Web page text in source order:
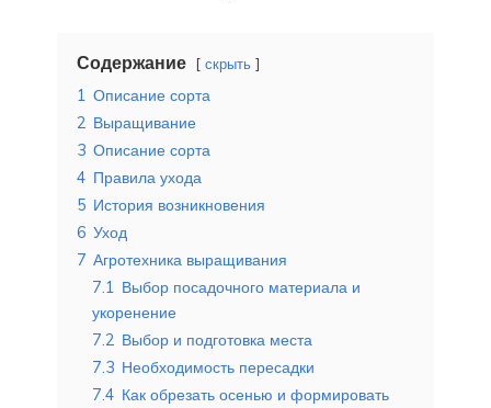
Содержание скрыть
1 Описание сорта
2 Выращивание
3 Описание сорта
4 Правила ухода
5 История возникновения
6 Уход
7 Агротехника выращивания
7.1 Выбор посадочного материала и
укоренение
7.2 Выбор и подготовка места
7.3 Необходимость пересадки
7.4 Как обрезать осенью и формировать